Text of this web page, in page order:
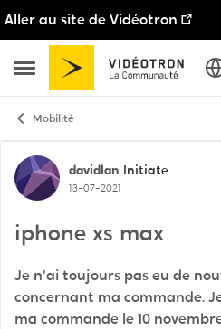
Aller au site de Vidéotron
Ouvrir Menu Latéral
Passer au contenu
Mobilité
Discussion de
davidlan Initiate
13-07-2021
iphone xs max
Je n'ai toujours pas eu de
concernant ma commande.
ma commande le 10